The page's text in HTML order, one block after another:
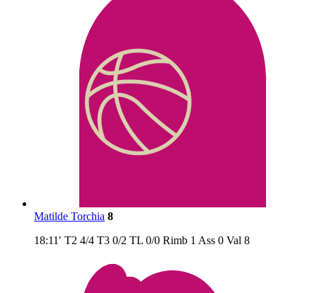
Matilde Torchia 8
18:11′ T2 4/4 T3 0/2 TL 0/0 Rimb 1 Ass 0 Val 8